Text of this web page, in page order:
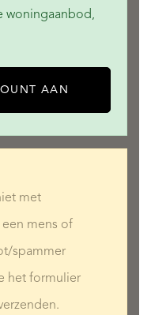
woningaanbod,
AAN
met
mens of
spammer
het formulier